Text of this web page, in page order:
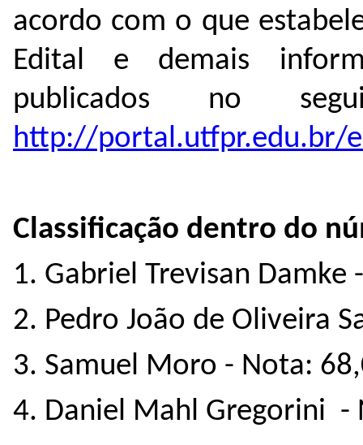
acordo com o que
Edital e demais
publicados no
http://portal.utfpr.edu.br/
Classificação dentro do
1. Gabriel Trevisan Damke
2. Pedro João de Oliveira
3. Samuel Moro - Nota:
4. Daniel Mahl Gregorini -